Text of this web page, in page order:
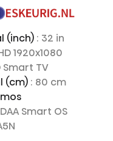
(inch) : 32 in
1920x1080
Smart TV
(cm) : 80 cm
Smart OS